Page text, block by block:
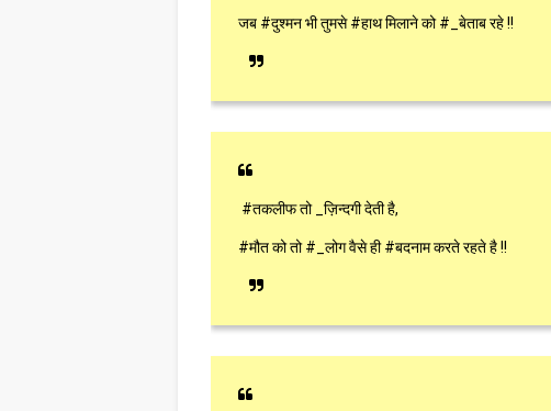
जब #दुश्मन भी तुमसे #हाथ मिलाने को #_बेताब रहे !!
#तकलीफ तो _ज़िन्दगी देती है,
#मौत को तो #_लोग वैसे ही #बदनाम करते रहते है !!